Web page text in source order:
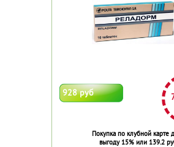
928 руб
Покупка по клубной карте
выгоду 15% или 139.2